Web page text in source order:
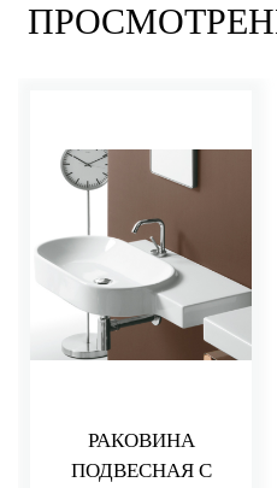
РАКОВИНА
ПОДВЕСНАЯ С